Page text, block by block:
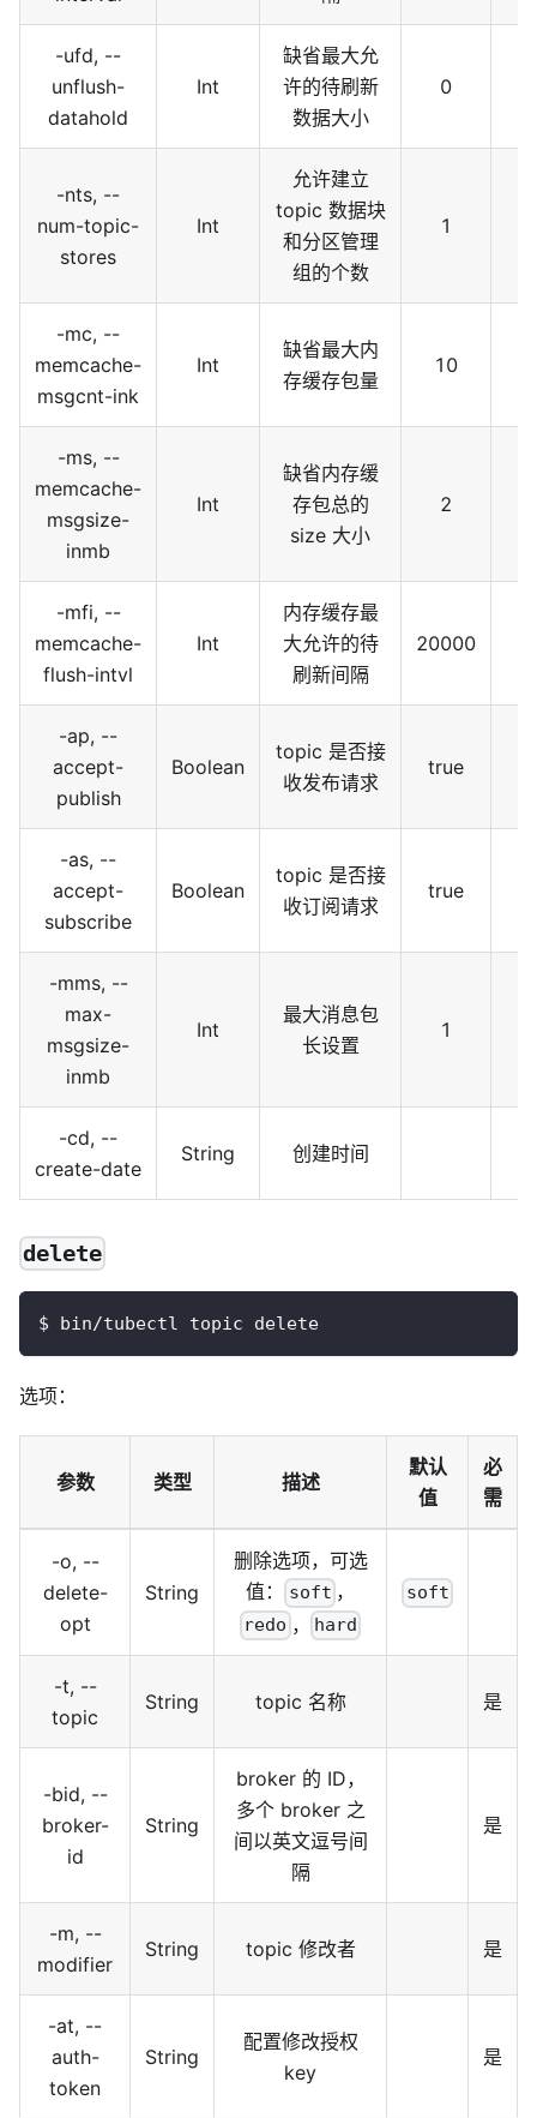
-ufd, --
unflush-
datahold
Int
缺省最大允
许的待刷新
数据大小
0
-nts, --
num-topic-
stores
Int
允许建立
topic 数据块
和分区管理
组的个数
1
-mc, --
memcache-
msgcnt-ink
Int
缺省最大内
存缓存包量
10
-ms, --
memcache-
msgsize-
inmb
Int
缺省内存缓
存包总的
size 大小
2
-mfi, --
memcache-
flush-intvl
Int
内存缓存最
大允许的待
刷新间隔
20000
-ap, --
accept-
publish
Boolean
topic 是否接
收发布请求
true
-as, --
accept-
subscribe
Boolean
topic 是否接
收订阅请求
true
-mms, --
max-
msgsize-
inmb
Int
最大消息包
长设置
1
-cd, --
create-date
String 创建时间
delete
$ bin/tubectl topic delete
选项：
参数 类型 描述
默认
值
必
需
-o, --
delete-
opt
String
删除选项，可选
值：
soft ，
redo ， hard
soft
-t, --
topic
String topic 名称 是
-bid, --
broker-
id
String
broker 的 ID，
多个 broker 之
间以英文逗号间
隔
是
-m, --
modifier
String topic 修改者 是
-at, --
auth-
token
String
配置修改授权
key
是